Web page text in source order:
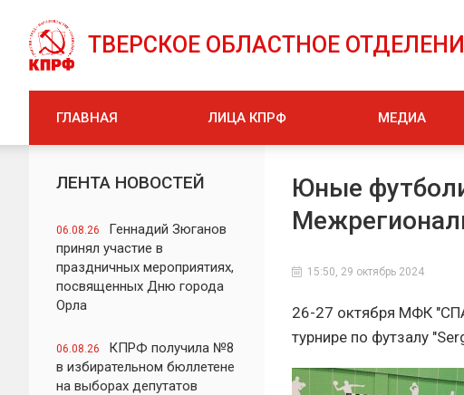
ТВЕРСКОЕ ОБЛАСТНОЕ
ГЛАВНАЯ ЛИЦА КПРФ МЕДИА
ЛЕНТА НОВОСТЕЙ
06.08.26
Геннадий Зюганов
принял участие в
праздничных мероприятиях,
посвященных Дню города
Орла
06.08.26
КПРФ получила №8
в избирательном бюллетене
на выборах депутатов
Юные
15:50, 29 октябрь 2024
26-27 октября МФК
турнире по футзалу